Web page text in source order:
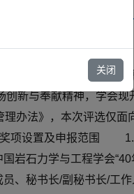
庆祝中国岩石力学与工
新与奉献精神，学会现
法》，本次评选仅面
奖项设置及申报范围 1.
石力学与工程学会“40
、秘书长/副秘书长/工作
关闭